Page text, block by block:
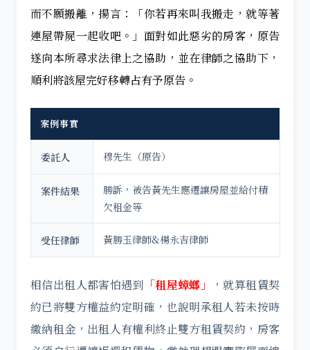
而不願搬離，揚言：「你若再來叫我搬走，就等著
連屋帶屍一起收吧。」 面對如此惡劣的房客，原告
遂向本所尋求法律上之協助，並在律師之協助下，
順利將該屋完好移轉占有予原告。
案例事實
委託人 穆先生（原告）
案件結果
勝訴，被告黃先生應遷讓房屋並給付積
欠租金等
受任律師 黃勝玉律師&楊永吉律師
相信出租人都害怕遇到 「租屋蟑螂」
，就算租賃契
約已將雙方權益約定明確，也說明承租人若未按時
繳納租金，出租人有權利終止雙方租賃契約，房客